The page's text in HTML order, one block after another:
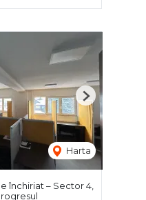
Harta
Next
închiriat – Sector 4,